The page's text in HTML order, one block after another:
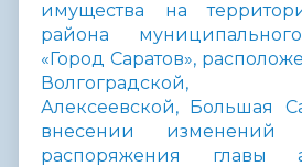
имущества на
района
«Город Саратов»,
Волгоградской,
Алексеевской, Большая
внесении изменений
распоряжения главы